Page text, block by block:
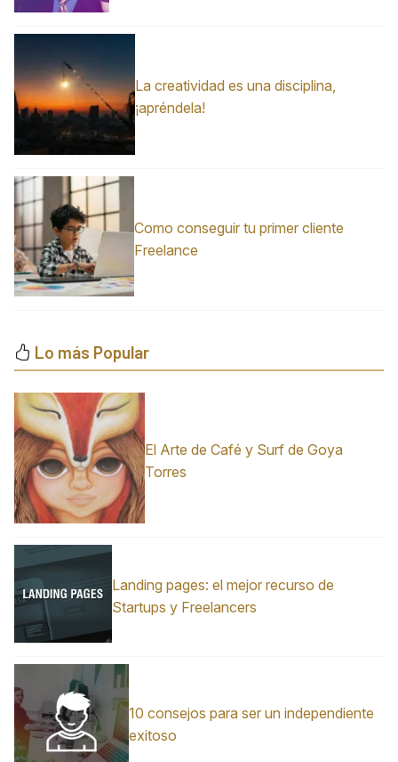
La creatividad es una disciplina,
¡apréndela!
Como conseguir tu primer cliente
Freelance
Lo más Popular
El Arte de Café y Surf de Goya
Torres
Landing pages: el mejor recurso de
Startups y Freelancers
10 consejos para ser un independiente
exitoso